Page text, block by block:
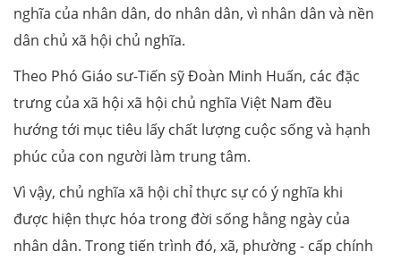
nghĩa của nhân dân, do nhân dân, vì nhân dân và nền
dân chủ xã hội chủ nghĩa.
Theo Phó Giáo sư-Tiến sỹ Đoàn Minh Huấn, các đặc
trưng của xã hội xã hội chủ nghĩa Việt Nam đều
hướng tới mục tiêu lấy chất lượng cuộc sống và hạnh
phúc của con người làm trung tâm.
Vì vậy, chủ nghĩa xã hội chỉ thực sự có ý nghĩa khi
được hiện thực hóa trong đời sống hằng ngày của
nhân dân. Trong tiến trình đó, xã, phường - cấp chính